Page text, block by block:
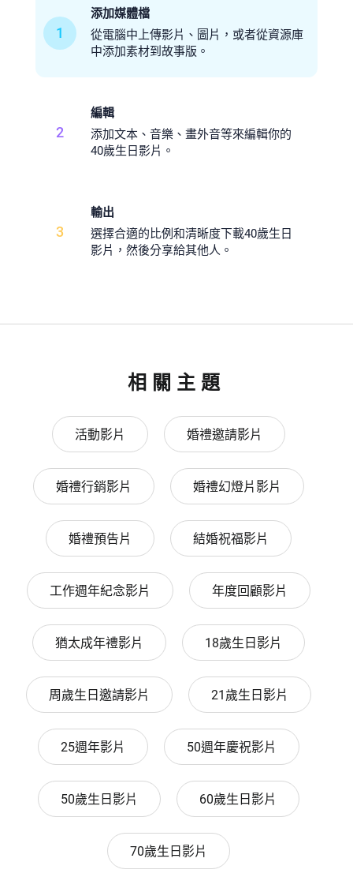
1
添加媒體檔
從電腦中上傳影片、圖片，或者從資源庫
中添加素材到故事版。
2
編輯
添加文本、音樂、畫外音等來編輯你的
40歲生日影片。
3
輸出
選擇合適的比例和清晰度下載40歲生日
影片，然後分享給其他人。
相關主題
活動影片 婚禮邀請影片
婚禮行銷影片 婚禮幻燈片影片
婚禮預告片 結婚祝福影片
工作週年紀念影片 年度回顧影片
猶太成年禮影片 18歲生日影片
周歲生日邀請影片 21歲生日影片
25週年影片 50週年慶祝影片
50歲生日影片 60歲生日影片
70歲生日影片